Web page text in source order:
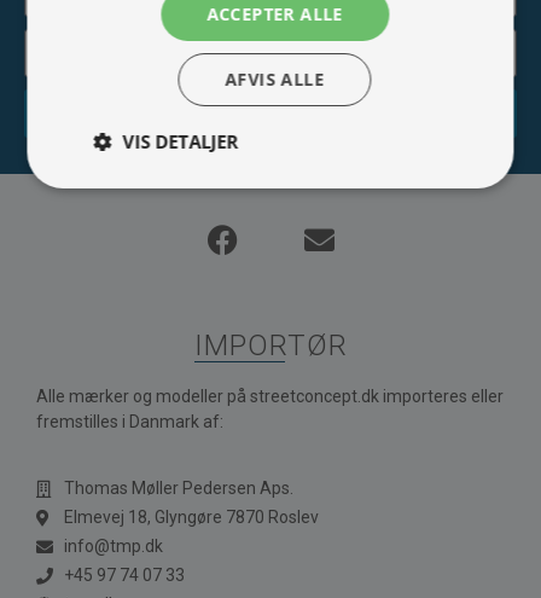
Tilmeld
IMPORTØR
Alle mærker og modeller på streetconcept.dk importeres eller
fremstilles i Danmark af:
Thomas Møller Pedersen Aps.
Elmevej 18, Glyngøre 7870 Roslev
info@tmp.dk
+45 97 74 07 33
ACCEPTER ALLE
AFVIS ALLE
VIS DETALJER